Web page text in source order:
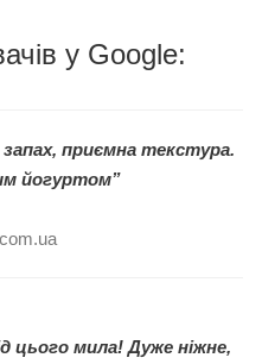
у Google:
приємна текстура.
йогуртом”
цього мила! Дуже ніжне,